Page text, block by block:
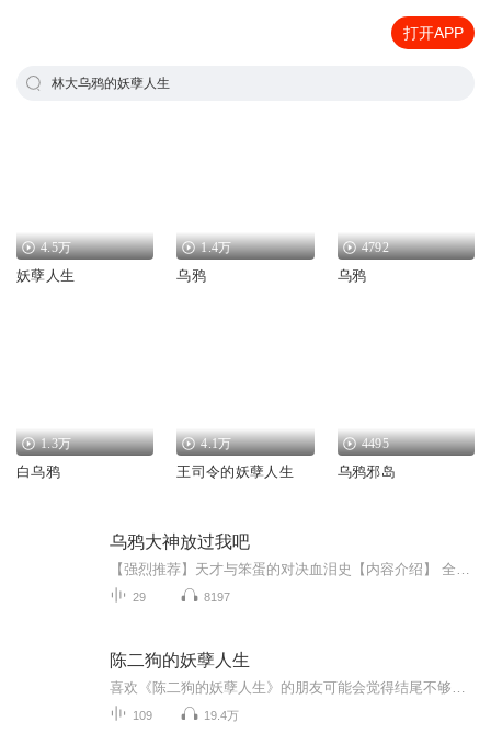
打开APP
林大乌鸦的妖孽人生
4.5万
妖孽人生
1.4万
乌鸦
4792
乌鸦
1.3万
白乌鸦
4.1万
王司令的妖孽人生
4495
乌鸦邪岛
乌鸦大神放过我吧
29 8197
陈二狗的妖孽人生
109 19.4万